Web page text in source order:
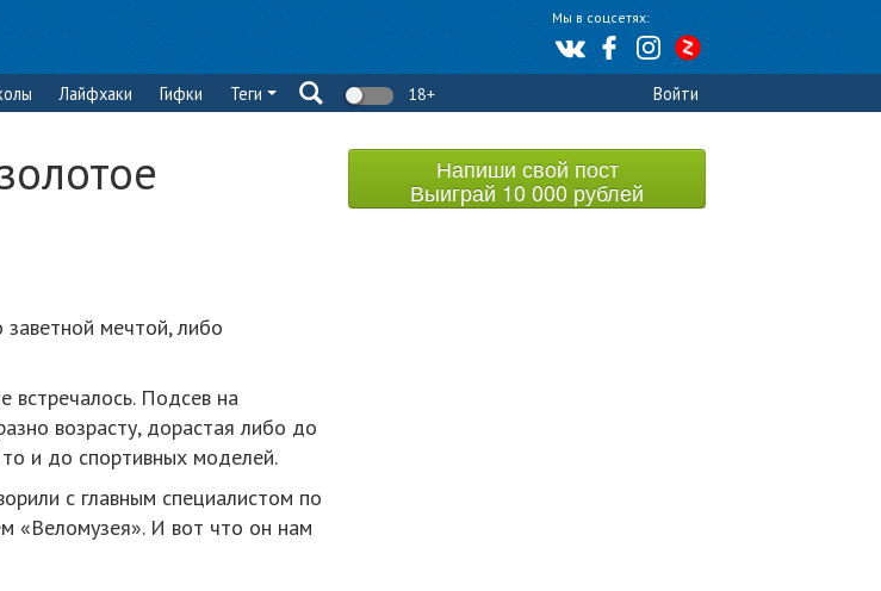
Мы в соцсетях:
Лайфхаки Гифки Теги 18+ Войти
мечтой, либо
встречалось. Подсев на
возрасту, дорастая либо до
и до спортивных моделей.
с главным специалистом по
«Веломузея». И вот что он нам
Напиши свой пост
Выиграй 10 000 рублей